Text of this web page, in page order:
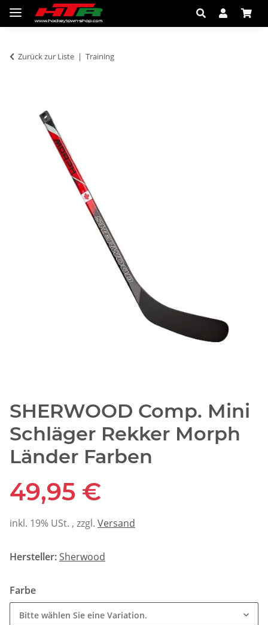
Zurück zur Liste Training
SHERWOOD Comp. Mini
Schläger Rekker Morph
Länder Farben
49,95 €
inkl. 19% USt. , zzgl. Versand
Hersteller: Sherwood
Farbe
Bitte wählen Sie eine Variation.